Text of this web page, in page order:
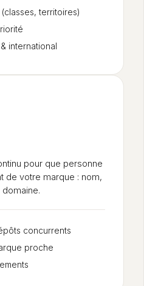
territoires)
& international
pour que personne
de votre marque : nom,
concurrents
proche